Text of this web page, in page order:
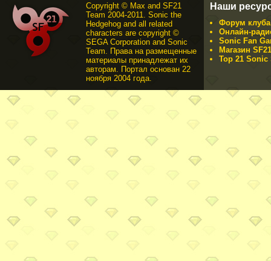
Copyright © Max and SF21
Team 2004-2011. Sonic the
Hedgehog and all related
characters are copyright ©
SEGA Corporation and Sonic
Team. Права на размещенные
материалы принадлежат их
авторам. Портал основан 22
ноября 2004 года.
Наши
Форум
Онлайн-
Sonic Fan
Магазин
Top 21 Sonic